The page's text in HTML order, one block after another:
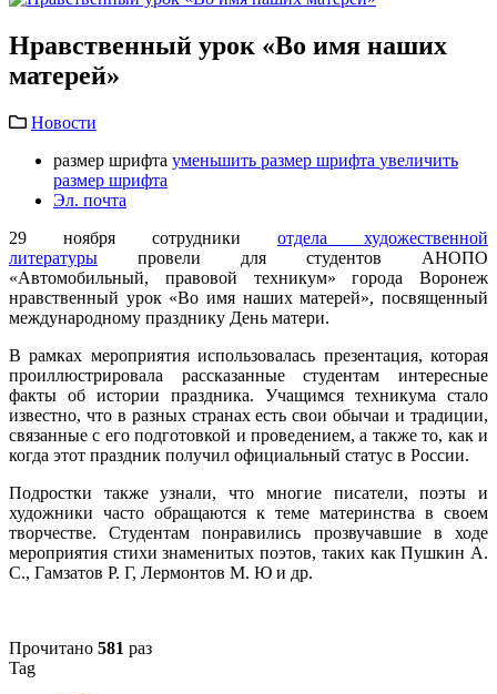
Нравственный урок «Во имя наших
матерей»
Новости
размер шрифта уменьшить размер шрифта увеличить
размер шрифта
Эл. почта
29 ноября сотрудники отдела художественной
литературы провели для студентов АНОПО
«Автомобильный, правовой техникум» города Воронеж
нравственный урок «Во имя наших матерей», посвященный
международному празднику День матери.
В рамках мероприятия использовалась презентация, которая
проиллюстрировала рассказанные студентам интересные
факты об истории праздника. Учащимся техникума стало
известно, что в разных странах есть свои обычаи и традиции,
связанные с его подготовкой и проведением, а также то, как и
когда этот праздник получил официальный статус в России.
Подростки также узнали, что многие писатели, поэты и
художники часто обращаются к теме материнства в своем
творчестве. Студентам понравились прозвучавшие в ходе
мероприятия стихи знаменитых поэтов, таких как Пушкин А.
С., Гамзатов Р. Г, Лермонтов М. Ю и др.
Прочитано 581 раз
Tag